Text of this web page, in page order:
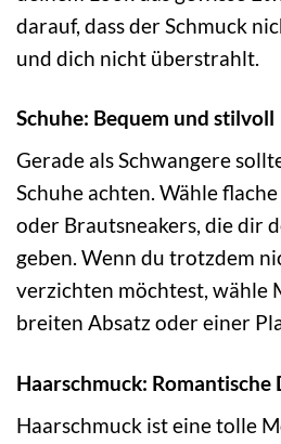
darauf, dass der Schmuck
und dich nicht überstrahlt.
Schuhe: Bequem und stilvoll
Gerade als Schwangere
Schuhe achten. Wähle
oder Brautsneakers, die dir
geben. Wenn du trotzdem
verzichten möchtest, wähle
breiten Absatz oder einer
Haarschmuck: Romantische
Haarschmuck ist eine tolle